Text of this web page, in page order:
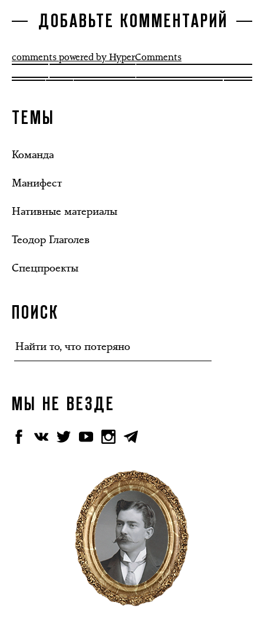
ДОБАВЬТЕ КОММЕНТАРИЙ
comments powered by HyperComments
ТЕМЫ
Команда
Манифест
Нативные материалы
Теодор Глаголев
Спецпроекты
ПОИСК
МЫ НЕ ВЕЗДЕ